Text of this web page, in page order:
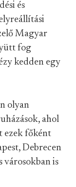
és
Magyar
fog
kedden egy
olyan
ahol
ezek főként
Debrecen
városokban is